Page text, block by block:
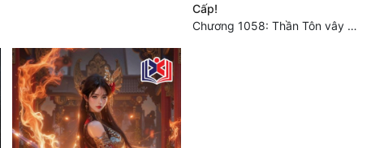
Cấp!
Chương 1058: Thần Tôn vây giết, một kiếm bêu đầu, liều mạng một lần!